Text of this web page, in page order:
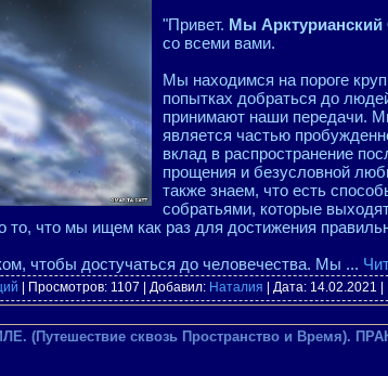
"Привет. Мы Арктурианский
со всеми вами.
Мы находимся на пороге
попытках добраться до
принимают наши передачи.
является частью
вклад в распространение
прощения и безусловной
также знаем, что есть
собратьями, которые
то, что мы ищем как раз для достижения
чтобы достучаться до человечества. Мы ...
| Просмотров: 1107 | Добавил: Наталия | Дата: 14.02.2021
(Путешествие сквозь Пространство и Время).